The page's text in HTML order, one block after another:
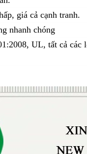
giá cả cạnh tranh.
nhanh chóng
UL, tất cả các